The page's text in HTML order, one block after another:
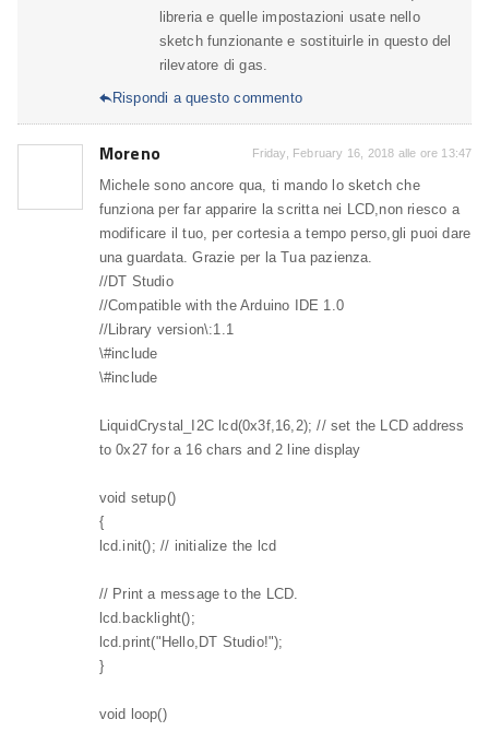
libreria e quelle impostazioni usate nello
sketch funzionante e sostituirle in questo del
rilevatore di gas.
Rispondi a questo commento
Moreno Friday, February 16, 2018 alle ore 13:47
Michele sono ancore qua, ti mando lo sketch che
funziona per far apparire la scritta nei LCD,non riesco a
modificare il tuo, per cortesia a tempo perso,gli puoi dare
una guardata. Grazie per la Tua pazienza.
//DT Studio
//Compatible with the Arduino IDE 1.0
//Library version\:1.1
\#include
\#include
LiquidCrystal_I2C lcd(0x3f,16,2); // set the LCD address
to 0x27 for a 16 chars and 2 line display
void setup()
{
lcd.init(); // initialize the lcd
// Print a message to the LCD.
lcd.backlight();
lcd.print("Hello,DT Studio!");
}
void loop()